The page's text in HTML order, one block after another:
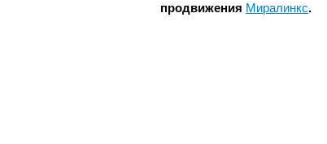
продвижения Миралинкс.